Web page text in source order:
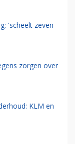
'scheelt zeven
zorgen over
KLM en